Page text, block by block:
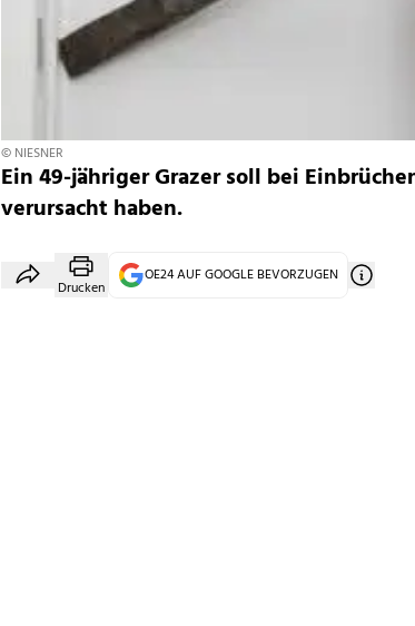
© NIESNER
Ein 49-jähriger Grazer soll bei
verursacht haben.
Drucken
OE24 AUF GOOGLE BEVORZUGEN